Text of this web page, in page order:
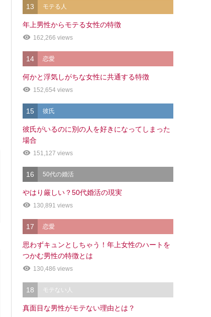
13 モテる人
年上男性からモテる女性の特徴
162,266 views
14 恋愛
何かと浮気しがちな女性に共通する特徴
152,654 views
15 彼氏
彼氏がいるのに別の人を好きになってしまった
場合
151,127 views
16 50代の婚活
やはり厳しい？50代婚活の現実
130,891 views
17 恋愛
思わずキュンとしちゃう！年上女性のハートを
つかむ男性の特徴とは
130,486 views
18 モテない人
真面目な男性がモテない理由とは？